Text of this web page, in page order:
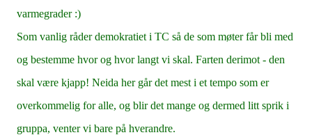
varmegrader :)
Som vanlig råder demokratiet i TC så de som møter får bli med
og bestemme hvor og hvor langt vi skal. Farten derimot - den
skal være kjapp! Neida her går det mest i et tempo som er
overkommelig for alle, og blir det mange og dermed litt sprik i
gruppa, venter vi bare på hverandre.